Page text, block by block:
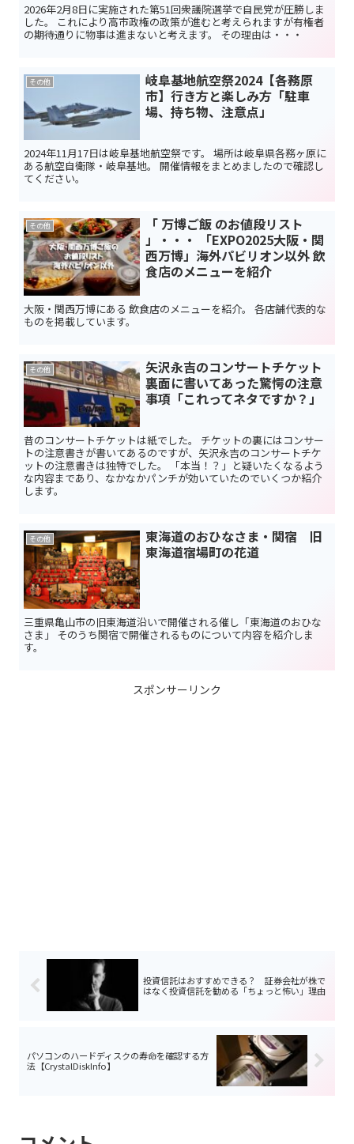
2026年2月8日に実施された第51回衆議院選挙で自民党が圧勝しま
した。 これにより高市政権の政策が進むと考えられますが有権者
の期待通りに物事は進まないと考えます。 その理由は・・・
その他
岐阜基地航空祭2024【各務原
市】行き方と楽しみ方「駐車
場、持ち物、注意点」
2024年11月17日は岐阜基地航空祭です。 場所は岐阜県各務ヶ原に
ある航空自衛隊・岐阜基地。 開催情報をまとめましたので確認し
てください。
その他
「 万博ご飯 のお値段リスト
」・・・ 「EXPO2025大阪・関
西万博」海外パビリオン以外 飲
食店のメニューを紹介
大阪・関西万博にある 飲食店のメニューを紹介。 各店舗代表的な
ものを掲載しています。
その他
矢沢永吉のコンサートチケット
裏面に書いてあった驚愕の注意
事項「これってネタですか？」
昔のコンサートチケットは紙でした。 チケットの裏にはコンサー
トの注意書きが書いてあるのですが、矢沢永吉のコンサートチケ
ットの注意書きは独特でした。 「本当！？」と疑いたくなるよう
な内容まであり、なかなかパンチが効いていたのでいくつか紹介
します。
その他
東海道のおひなさま・関宿 旧
東海道宿場町の花道
三重県亀山市の旧東海道沿いで開催される催し「東海道のおひな
さま」 そのうち関宿で開催されるものについて内容を紹介しま
す。
スポンサーリンク
投資信託はおすすめできる？ 証券会社が株で
はなく投資信託を勧める「ちょっと怖い」理由
パソコンのハードディスクの寿命を確認する方
法【CrystalDiskInfo】